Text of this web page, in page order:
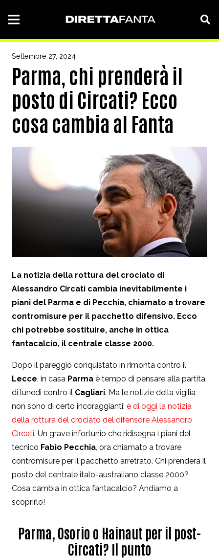
Settembre 27, 2024
Parma, chi prenderà il
posto di Circati? Ecco
cosa cambia al Fanta
La notizia della rottura del crociato di
Alessandro Circati cambia inevitabilmente i
piani del Parma e di Pecchia, chiamato a trovare
contromisure per il pacchetto difensivo. Ecco
chi potrebbe sostituire, anche in ottica
fantacalcio, il centrale classe 2000.
Dopo il pareggio conquistato in rimonta contro il
Lecce, in casa Parma è tempo di pensare alla partita
di lunedì contro il Cagliari. Ma le notizie della vigilia
non sono di certo incoraggianti: è di oggi la notizia
della rottura del crociato del difensore Alessandro
Circati. Un grave infortunio che ridisegna i piani del
tecnico Fabio Pecchia, ora chiamato a trovare
contromisure per il pacchetto arretrato. Chi prenderà il
posto del centrale italo-australiano classe 2000?
Cosa cambia in ottica fantacalcio? Andiamo a
scoprirlo!
Parma, Osorio o Hainaut per il post-
Circati? Il punto